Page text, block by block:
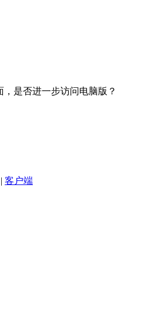
是否进一步访问电脑版？
| 客户端